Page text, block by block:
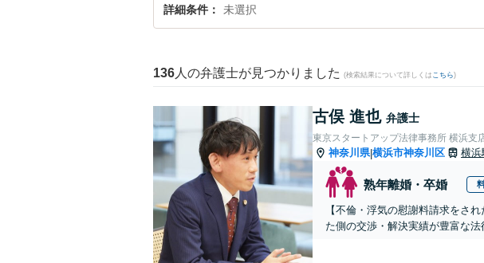
詳細条件 未選択
136 人の弁護士が見つかりました (検索結果について詳しくは こちら)
古俣 進也 弁護士
東京スタートアップ法律事務所 横浜支
神奈川県|横浜市神奈川区 横浜
熟年離婚・卒婚
【不倫・浮気の慰謝料請求をさ
た側の交渉・解決実績が豊富な